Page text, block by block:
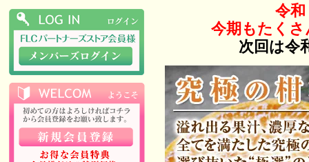
令
今期もたく
次回は令